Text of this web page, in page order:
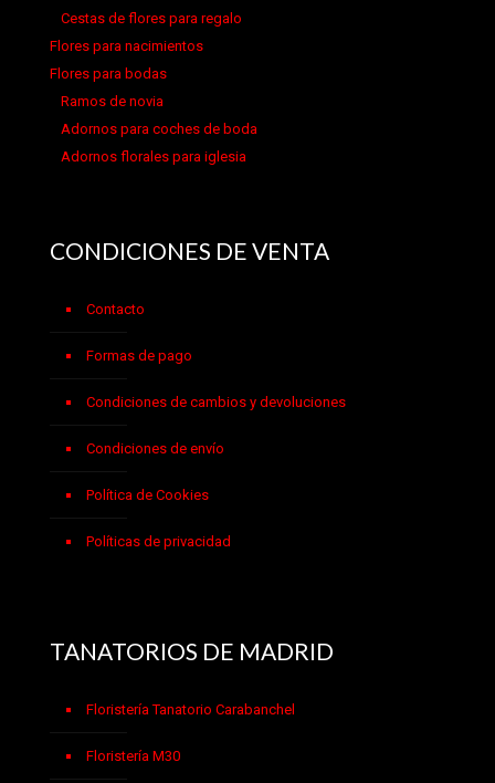
Cestas de flores para regalo
Flores para nacimientos
Flores para bodas
Ramos de novia
Adornos para coches de boda
Adornos florales para iglesia
CONDICIONES DE VENTA
Contacto
Formas de pago
Condiciones de cambios y devoluciones
Condiciones de envío
Política de Cookies
Políticas de privacidad
TANATORIOS DE MADRID
Floristería Tanatorio Carabanchel
Floristería M30